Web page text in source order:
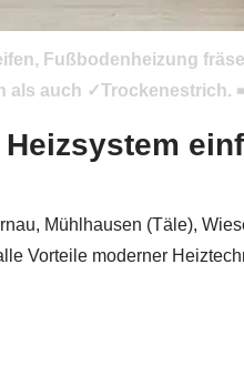
Fußbodenheizung
auch ✓Trockenestrich.
Mühlhausen (Täle),
Vorteile moderner